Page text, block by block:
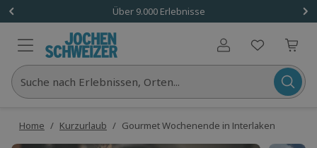
Über 9.000 Erlebnisse
Benutzerkonto
Suche nach Erlebnissen, Orten...
Home / Kurzurlaub / Gourmet Wochenende in Interlaken